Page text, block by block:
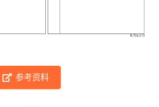
参考资料